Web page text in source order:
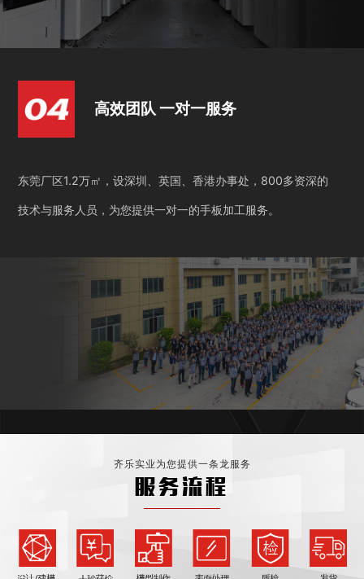
高效团队 一对一服务
东莞厂区1.2万㎡，设深圳、英国、香港办事处，800多资深的
技术与服务人员，为您提供一对一的手板加工服务。
齐乐实业为您提供一条龙服务
服务流程